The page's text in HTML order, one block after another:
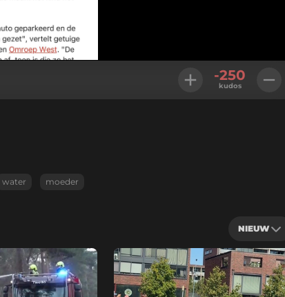
-250
kudos
water moeder
NIEUW